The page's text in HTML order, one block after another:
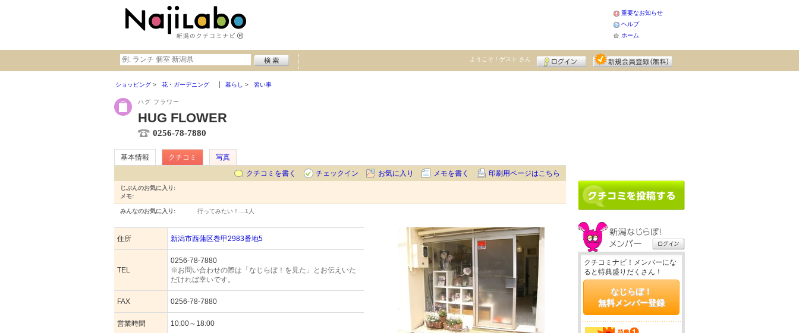
重要なお知らせ
ヘルプ
ホーム
ようこそ！ ゲスト さん
ショッピング 花・ガーデニング 暮らし 習い事
ハグ フラワー
HUG FLOWER
0256-78-7880
基本情報 クチコミ
写真
クチコミを書く
チェックイン お気に入り メモを書く 印刷用ページはこちら
じぶんのお気に入り:
メモ:
みんなのお気に入り: 行ってみたい！… 1人
住所 新潟市西蒲区巻甲2983番地5
TEL
0256-78-7880
※お問い合わせの際は「なじらぼ！を見た」とお伝えいた
だければ幸いです。
FAX 0256-78-7880
営業時間 10:00～18:00
クチコミナビ！メンバーにな
ると特典盛りだくさん！
なじらぼ！
無料メンバー登録